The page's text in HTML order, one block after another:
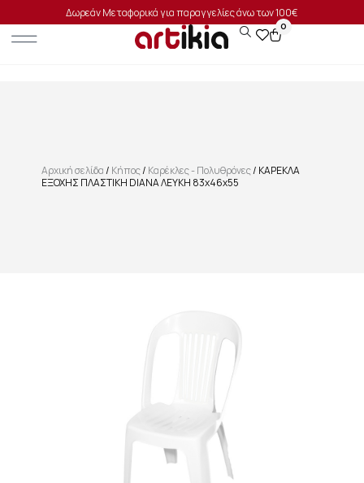
Δωρεάν Μεταφορικά για παραγγελίες άνω των 100€
0
Αρχική σελίδα/ Κήπος/ Καρέκλες - Πολυθρόνες/ ΚΑΡΕΚΛΑ
ΕΞΟΧΗΣ ΠΛΑΣΤΙΚΗ DIANA ΛΕΥΚΗ 83x46x55